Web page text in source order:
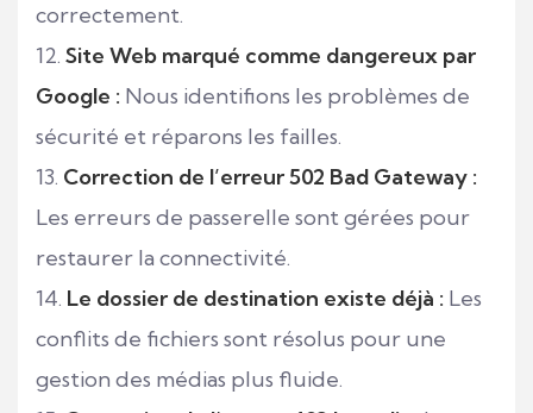
correctement.
Site Web marqué comme dangereux par
Google : Nous identifions les problèmes de
sécurité et réparons les failles.
Correction de l’erreur 502 Bad Gateway :
Les erreurs de passerelle sont gérées pour
restaurer la connectivité.
Le dossier de destination existe déjà : Les
conflits de fichiers sont résolus pour une
gestion des médias plus fluide.